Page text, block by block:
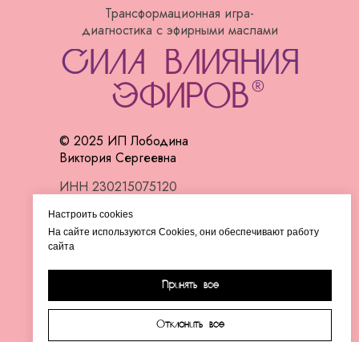
СИЛА ВЛИЯНИЯ
ЭФИРОВ
© 2025 ИП Лободина
Виктория Сергеевна
Трансформационная игра-
диагностика с эфирными маслами
ИНН 230215075120
Публичная оферта
Согласие на обработку
Политика конфиденциальности
Поддержка по всем
продуктам в нашем ТГ-канале
®
Настроить cookies
На сайте используются Cookies, они обеспечивают работу
сайта
Принять все
Отклонить все